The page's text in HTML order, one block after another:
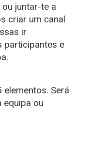
juntar-te a
criar um canal
ir
participantes e
Será
equipa ou